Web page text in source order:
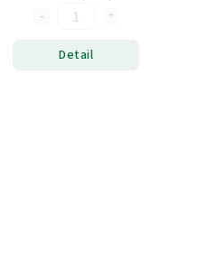
Detail